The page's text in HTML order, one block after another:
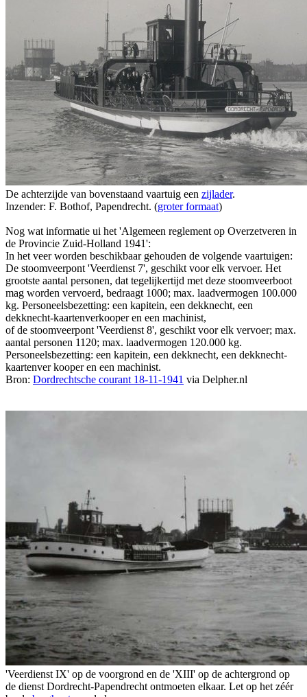
De achterzijde van bovenstaand vaartuig een zijlader.
Inzender: F. Bothof, Papendrecht. (groter formaat)
Nog wat informatie ui het 'Algemeen reglement op Overzetveren in
de Provincie Zuid-Holland 1941':
In het veer worden beschikbaar gehouden de volgende vaartuigen:
De stoomveerpont 'Veerdienst 7', geschikt voor elk vervoer. Het
grootste aantal personen, dat tegelijkertijd met deze stoomveerboot
mag worden vervoerd, bedraagt 1000; max. laadvermogen 100.000
kg. Personeelsbezetting: een kapitein, een dekknecht, een
dekknecht-kaartenverkooper en een machinist,
of de stoomveerpont 'Veerdienst 8', geschikt voor elk vervoer; max.
aantal personen 1120; max. laadvermogen 120.000 kg.
Personeelsbezetting: een kapitein, een dekknecht, een dekknecht-
kaartenver kooper en een machinist.
Bron: Dordrechtsche courant 18-11-1941 via Delpher.nl
'Veerdienst IX' op de voorgrond en de 'XIII' op de achtergrond op
de dienst Dordrecht-Papendrecht ontmoeten elkaar. Let op het zéér